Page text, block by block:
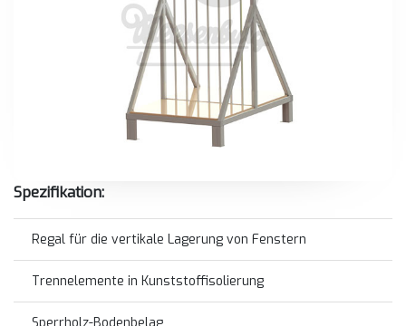
Spezifikation:
Regal für die vertikale Lagerung von Fenstern
Trennelemente in Kunststoffisolierung